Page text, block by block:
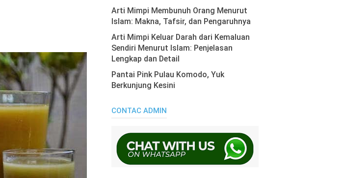
Arti Mimpi Membunuh Orang Menurut
Islam: Makna, Tafsir, dan Pengaruhnya
Arti Mimpi Keluar Darah dari Kemaluan
Sendiri Menurut Islam: Penjelasan
Lengkap dan Detail
Pantai Pink Pulau Komodo, Yuk
Berkunjung Kesini
CONTAC ADMIN